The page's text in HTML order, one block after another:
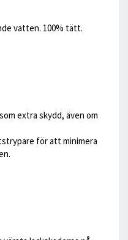
vatten. 100% tätt.
extra skydd, även om
för att minimera